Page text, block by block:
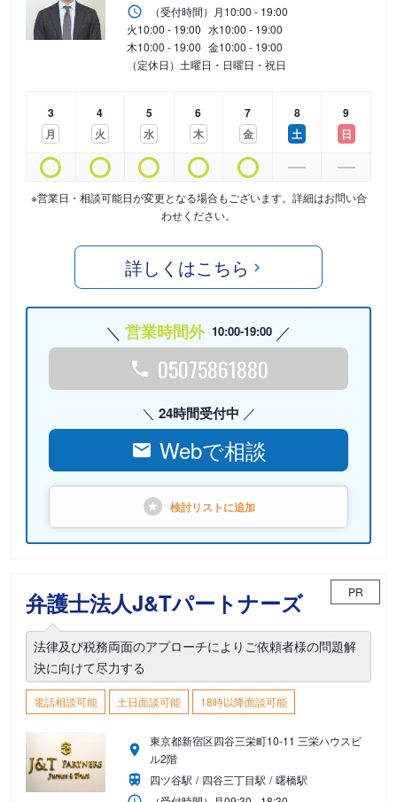
（受付時間） 月10:00 - 19:00
火10:00 - 19:00 水10:00 - 19:00
木10:00 - 19:00 金10:00 - 19:00
（定休日）土曜日・日曜日・祝日
3
月
4
火
5
水
6
木
7
金
8
土
9
日
※営業日・相談可能日が変更となる場合もございます。詳細はお問い合
わせください。
詳しくはこちら
営業時間外 10:00-19:00
05075861880
24時間受付中
Webで相談
検討リストに追加
弁護士法人J&Tパートナーズ PR
法律及び税務両面のアプローチによりご依頼者様の問題解
決に向けて尽力する
電話相談可能 土日面談可能 18時以降面談可能
東京都新宿区四谷三栄町10-11 三栄ハウスビ
ル2階
四ツ谷駅
四谷三丁目駅
曙橋駅